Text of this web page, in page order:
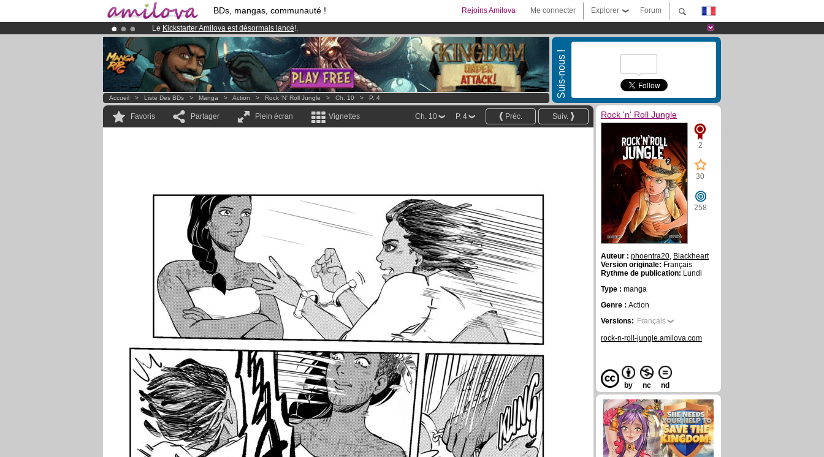
BDs, mangas, communauté ! Forum
Explorer
Me connecter
Rejoins Amilova
Le Kickstarter Amilova est désormais lancé!.
Déjà 100000membreset 1000BDs & Mangas!
Abonnement premium: à partir de
3.95 eurospar mois !Clique ici pour t'abonner
Suis-nous !
Accueil > Liste Des BDs > Manga > Action > Rock 'n' Roll Jungle > Ch. 10 > P. 4
Favoris Partager Plein écran Vignettes Suiv.
Préc.
P. 4
Ch. 10 Rock 'n' Roll Jungle
2
30
258
Auteur : phoentra20, Blackheart
Version originale: Français
Rythme de publication: Lundi
Type : manga
Genre : Action
Versions: Français
rock-n-roll-jungle.amilova.com
by nc nd